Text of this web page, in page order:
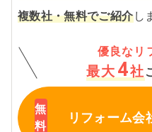
複数社・無料でご紹介し
優良なリ
最大 4社
リフォーム会